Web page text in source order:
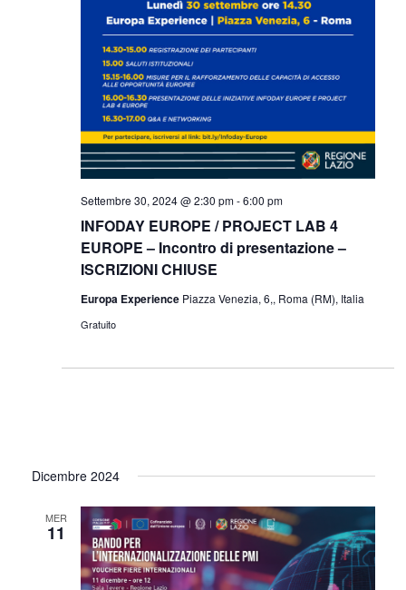
INFODAY EUROPE / PROJECT LAB 4
EUROPE – Incontro di presentazione –
ISCRIZIONI CHIUSE
Settembre 30, 2024 @ 2:30 pm-6:00 pm
Europa Experience Piazza Venezia, 6,, Roma (RM), Italia
Gratuito
Dicembre 2024
MER
11